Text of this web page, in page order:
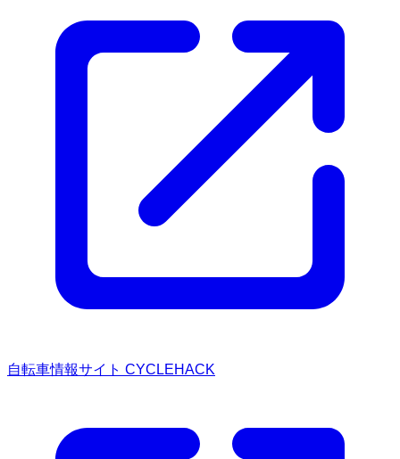
自転車情報サイト CYCLEHACK